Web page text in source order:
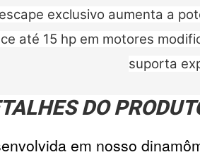
exclusivo aumenta a
até 15 hp em motores
suporta
DO
em nosso